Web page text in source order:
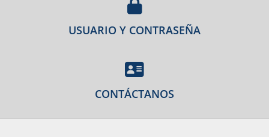
USUARIO Y CONTRASEÑA
CONTÁCTANOS